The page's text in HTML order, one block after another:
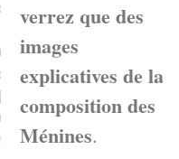
je le garde pour ce
je sens, j’entends, je
goûte et ceux que je
! Marcheuse des villes,
des ruines et des
verrez que des
images
explicatives de la
composition des
Ménines.